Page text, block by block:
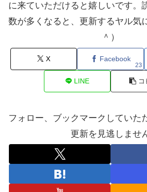
に来ていただけると嬉しいです。
数が多くなると、更新するヤル気
＾）
X Facebook
23
LINE コ
フォロー、ブックマークしていた
更新を見逃しませ